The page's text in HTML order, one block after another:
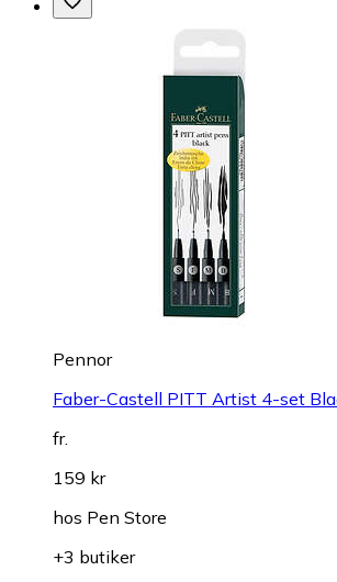
Pennor
Faber-Castell PITT Artist 4-set
fr.
159 kr
hos Pen Store
+3 butiker